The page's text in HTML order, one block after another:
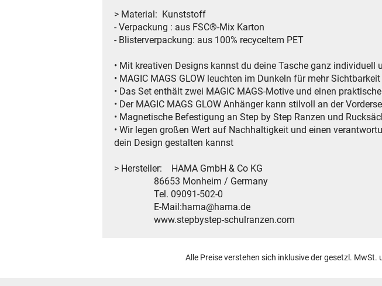
> Material: Kunststoff
- Verpackung : aus FSC®-Mix Karton
- Blisterverpackung: aus 100% recyceltem PET
• Mit kreativen Designs kannst du deine Tasche ganz individuell
• MAGIC MAGS GLOW leuchten im Dunkeln für mehr Sichtbarkeit
• Das Set enthält zwei MAGIC MAGS-Motive und einen
• Der MAGIC MAGS GLOW Anhänger kann stilvoll an der
• Magnetische Befestigung an Step by Step Ranzen und
• Wir legen großen Wert auf Nachhaltigkeit und einen
dein Design gestalten kannst
> Hersteller: HAMA GmbH & Co KG
86653 Monheim / Germany
Tel. 09091-502-0
E-Mail:hama@hama.de
www.stepbystep-schulranzen.com
Alle Preise verstehen sich inklusive der gesetzl. MwSt.